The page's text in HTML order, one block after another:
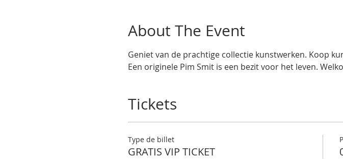
About The Event
Geniet van de prachtige collectie kunstwerken. Koop
Een originele Pim Smit is een bezit voor het leven.
Tickets
Type de billet
GRATIS VIP TICKET